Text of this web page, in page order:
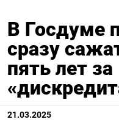
В Госдуме
сразу
пять лет за
21.03.2025